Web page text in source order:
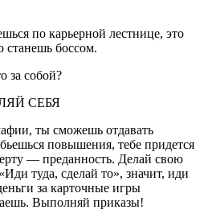
по карьерной лестнице, это
станешь боссом.
за собой?
СЕБЯ
ты сможешь отдавать
повышения, тебе придется
— преданность. Делай свою
туда, сделай то», значит, иди
за карточные игры
Выполняй приказы!